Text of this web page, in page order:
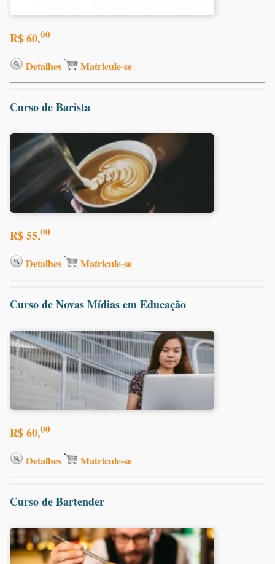
R$ 60,00
Detalhes Matricule-se
Curso de Barista
R$ 55,00
Detalhes Matricule-se
Curso de Novas Mídias em Educação
R$ 60,00
Detalhes Matricule-se
Curso de Bartender